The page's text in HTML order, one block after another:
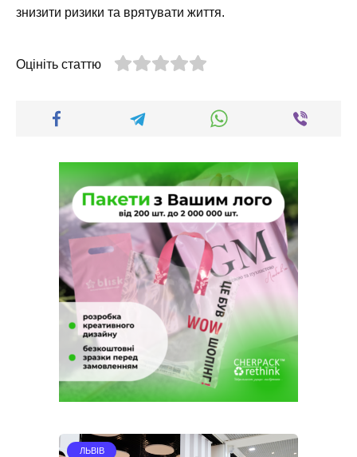
знизити ризики та врятувати життя.
Оцініть статтю
ЛЬВІВ